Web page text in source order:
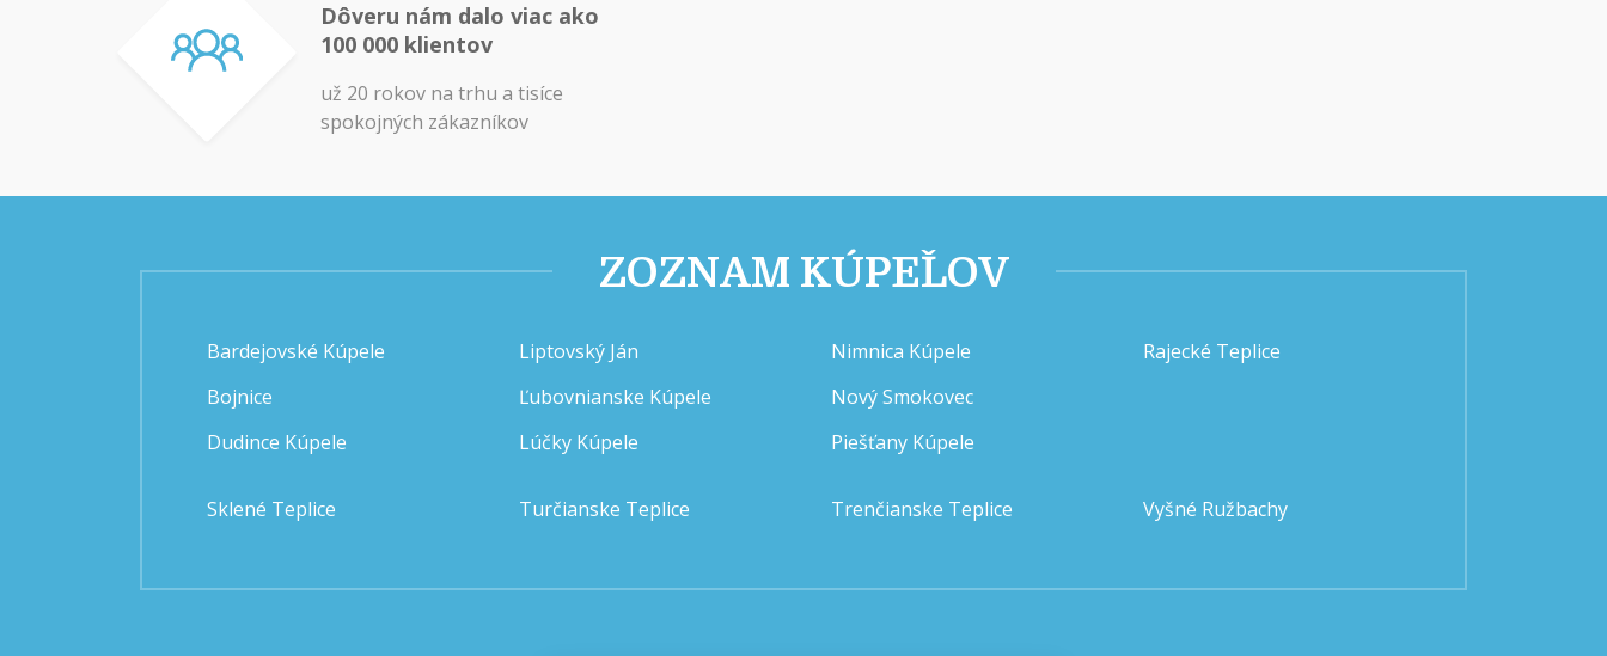
Dôveru nám dalo viac ako
100 000 klientov
už 20 rokov na trhu a tisíce
spokojných zákazníkov
ZOZNAM KÚPEĽOV
Bardejovské Kúpele
Bojnice
Dudince Kúpele
Liptovský Ján
Ľubovnianske Kúpele
Lúčky Kúpele
Nimnica Kúpele
Nový Smokovec
Piešťany Kúpele
Rajecké Teplice
Sklené Teplice Turčianske Teplice Trenčianske Teplice Vyšné Ružbachy